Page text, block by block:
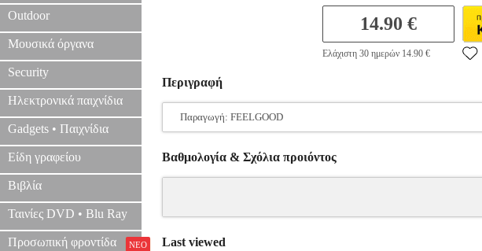
Outdoor
Μουσικά όργανα
Security
Ηλεκτρονικά παιχνίδια
Gadgets • Παιχνίδια
Είδη γραφείου
Βιβλία
Ταινίες DVD • Blu Ray
Προσωπική φροντίδα ΝΕΟ
14.90 €
Ελάχιστη 30 ημερών 14.90 €
Περιγραφή
Παραγωγή: FEELGOOD
Βαθμολογία & Σχόλια προιόντος
Last viewed